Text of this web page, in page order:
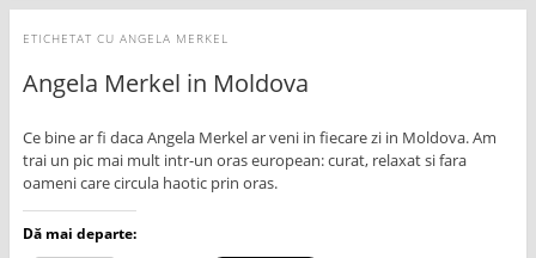
ETICHETAT CU ANGELA MERKEL
Angela Merkel in Moldova
Ce bine ar fi daca Angela Merkel ar veni in fiecare zi in Moldova. Am
trai un pic mai mult intr-un oras european: curat, relaxat si fara
oameni care circula haotic prin oras.
Dă mai departe: